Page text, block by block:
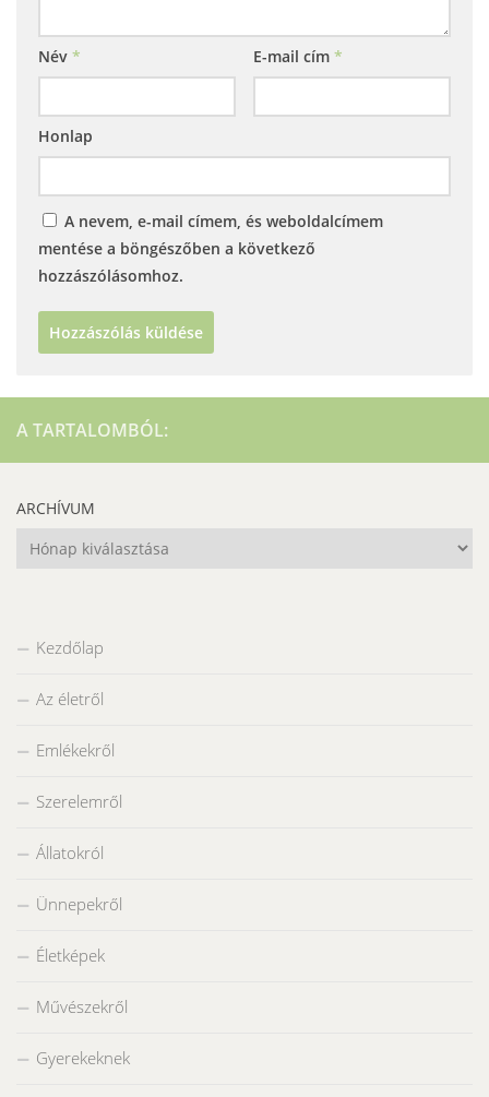
Név * E-mail cím *
Honlap
A nevem, e-mail címem, és weboldalcímem
mentése a böngészőben a következő
hozzászólásomhoz.
A TARTALOMBÓL:
ARCHÍVUM
Archívum
Kezdőlap
Az életről
Emlékekről
Szerelemről
Állatokról
Ünnepekről
Életképek
Művészekről
Gyerekeknek